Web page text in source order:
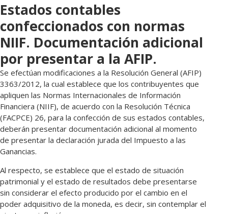
Estados contables
confeccionados con normas
NIIF. Documentación adicional
por presentar a la AFIP.
Se efectúan modificaciones a la Resolución General (AFIP)
3363/2012, la cual establece que los contribuyentes que
apliquen las Normas Internacionales de Información
Financiera (NIIF), de acuerdo con la Resolución Técnica
(FACPCE) 26, para la confección de sus estados contables,
deberán presentar documentación adicional al momento
de presentar la declaración jurada del Impuesto a las
Ganancias.
Al respecto, se establece que el estado de situación
patrimonial y el estado de resultados debe presentarse
sin considerar el efecto producido por el cambio en el
poder adquisitivo de la moneda, es decir, sin contemplar el